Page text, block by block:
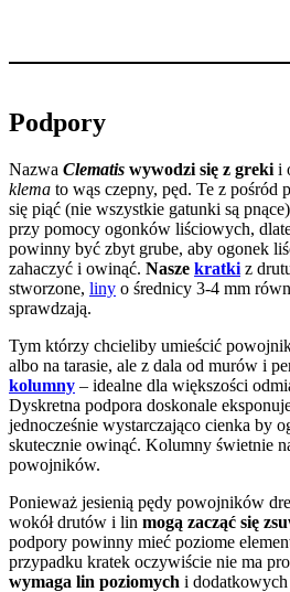
Podpory
Nazwa Clematis wywodzi się z greki i
klema to wąs czepny, pęd. Te z
się piąć (nie wszystkie gatunki są
przy pomocy ogonków liściowych,
powinny być zbyt grube, aby ogonek
zahaczyć i owinąć. Nasze kratki z
stworzone, liny o średnicy 3-4 mm
sprawdzają.
Tym którzy chcieliby umieścić
albo na tarasie, ale z dala od murów i
kolumny – idealne dla większości
Dyskretna podpora doskonale
jednocześnie wystarczająco cienka by
skutecznie owinąć. Kolumny świetnie
powojników.
Ponieważ jesienią pędy powojników
wokół drutów i lin mogą zacząć się
podpory powinny mieć poziome
przypadku kratek oczywiście nie ma
wymaga lin poziomych i